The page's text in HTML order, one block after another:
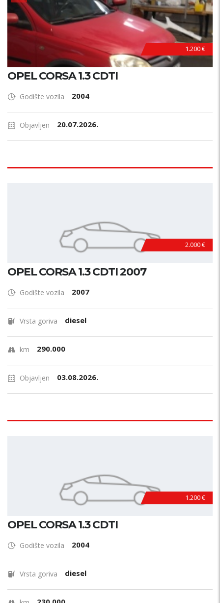
1.200 €
OPEL CORSA 1.3 CDTI
Godište vozila 2004
Objavljen 20.07.2026.
2.000 €
OPEL CORSA 1.3 CDTI 2007
Godište vozila 2007
Vrsta goriva diesel
km 290.000
Objavljen 03.08.2026.
1.200 €
OPEL CORSA 1.3 CDTI
Godište vozila 2004
Vrsta goriva diesel